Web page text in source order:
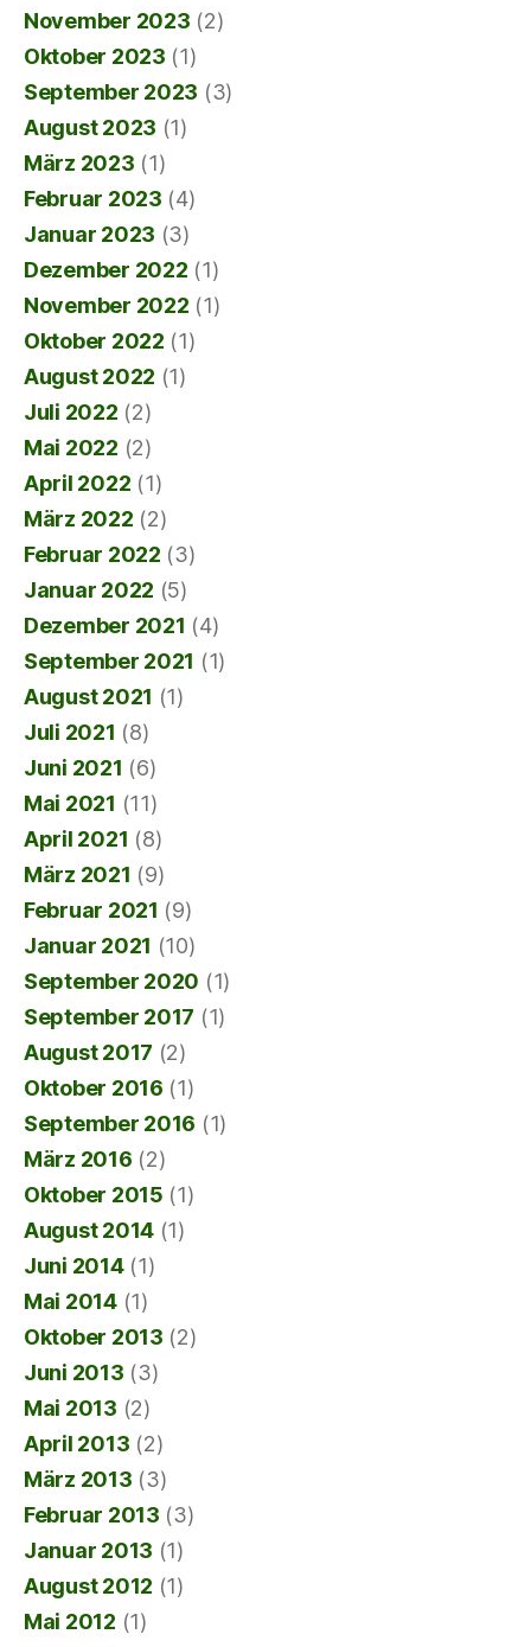
November 2023 (2)
Oktober 2023 (1)
September 2023 (3)
August 2023 (1)
März 2023 (1)
Februar 2023 (4)
Januar 2023 (3)
Dezember 2022 (1)
November 2022 (1)
Oktober 2022 (1)
August 2022 (1)
Juli 2022 (2)
Mai 2022 (2)
April 2022 (1)
März 2022 (2)
Februar 2022 (3)
Januar 2022 (5)
Dezember 2021 (4)
September 2021 (1)
August 2021 (1)
Juli 2021 (8)
Juni 2021 (6)
Mai 2021 (11)
April 2021 (8)
März 2021 (9)
Februar 2021 (9)
Januar 2021 (10)
September 2020 (1)
September 2017 (1)
August 2017 (2)
Oktober 2016 (1)
September 2016 (1)
März 2016 (2)
Oktober 2015 (1)
August 2014 (1)
Juni 2014(1)
Mai 2014(1)
Oktober 2013 (2)
Juni 2013 (3)
Mai 2013 (2)
April 2013 (2)
März 2013 (3)
Februar 2013 (3)
Januar 2013 (1)
August 2012 (1)
Mai 2012 (1)